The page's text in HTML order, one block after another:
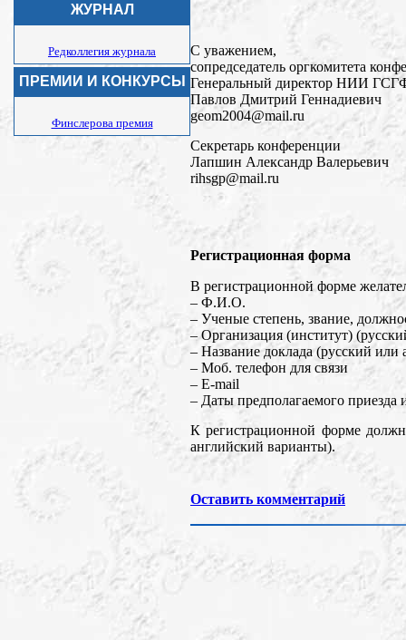
ЖУРНАЛ
Редколлегия журнала
ПРЕМИИ И КОНКУРСЫ
Финслерова премия
С уважением,
cопредседатель оргкомитета
Генеральный директор НИИ
Павлов Дмитрий Геннадиевич
geom2004@mail.ru
Секретарь конференции
Лапшин Александр Валерьевич
rihsgp@mail.ru
Регистрационная форма
В регистрационной форме
– Ф.И.О.
– Ученые степень, звание,
– Организация (институт)
– Название доклада (русский или
– Моб. телефон для связи
– E-mail
– Даты предполагаемого приезда
К регистрационной форме
английский варианты).
Оставить комментарий